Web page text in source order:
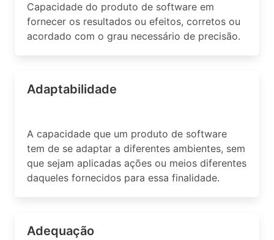
Capacidade do produto de software em
fornecer os resultados ou efeitos, corretos ou
acordado com o grau necessário de precisão.
Adaptabilidade
A capacidade que um produto de software
tem de se adaptar a diferentes ambientes, sem
que sejam aplicadas ações ou meios diferentes
daqueles fornecidos para essa finalidade.
Adequação